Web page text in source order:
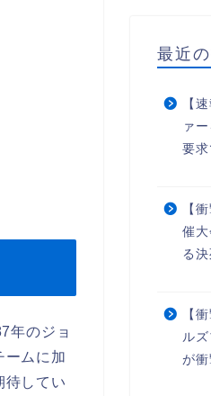
年のジョ
ームに加
待してい
最近
【
ァ
要
【
催
る
【
ル
が衝